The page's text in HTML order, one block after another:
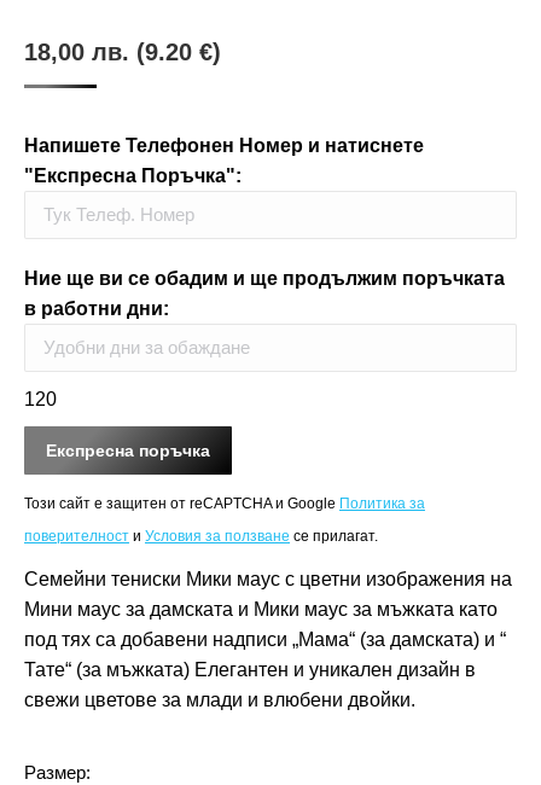
18,00 лв. (9.20 €)
Напишете Телефонен Номер и натиснете
"Експресна Поръчка":
Ние ще ви се обадим и ще продължим поръчката
в работни дни:
120
Този сайт е защитен от reCAPTCHA и Google Политика за
поверителност и Условия за ползване се прилагат.
Семейни тениски Мики маус с цветни изображения на
Мини маус за дамската и Мики маус за мъжката като
под тях са добавени надписи „Мама“ (за дамската) и “
Тате“ (за мъжката) Елегантен и уникален дизайн в
свежи цветове за млади и влюбени двойки.
Размер: